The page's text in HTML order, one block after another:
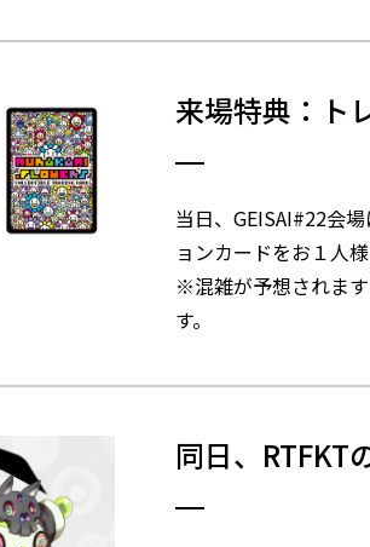
来場特典： ト
当日、GEISAI#22会
ョンカードをお１人
※混雑が予想されま
す。
同日、RTFKT